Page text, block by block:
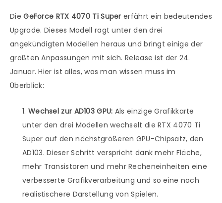
DieGeForce RTX 4070 Ti Super erfährt ein bedeutendes
Upgrade. Dieses Modell ragt unter den drei
angekündigten Modellen heraus und bringt einige der
größten Anpassungen mit sich. Release ist der 24.
Januar. Hier ist alles, was man wissen muss im
Überblick:
Wechsel zur AD103 GPU: Als einzige Grafikkarte
unter den drei Modellen wechselt die RTX 4070 Ti
Super auf den nächstgrößeren GPU-Chipsatz, den
AD103. Dieser Schritt verspricht dank mehr Fläche,
mehr Transistoren und mehr Recheneinheiten eine
verbesserte Grafikverarbeitung und so eine noch
realistischere Darstellung von Spielen.